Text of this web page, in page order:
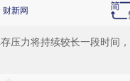
财新网
压力将持续较长一段时间